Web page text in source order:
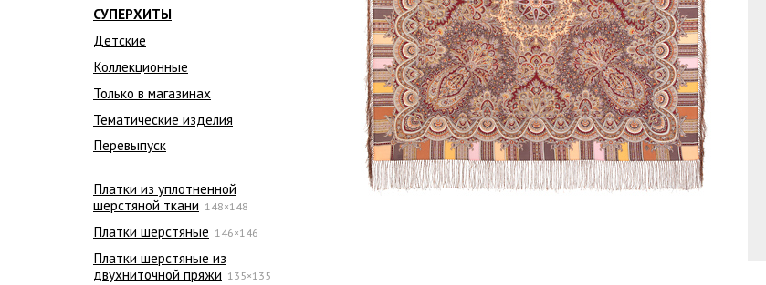
СУПЕРХИТЫ
Детские
Коллекционные
Только в магазинах
Тематические изделия
Перевыпуск
Платки из уплотненной
шерстяной ткани 148×148
Платки шерстяные 146×146
Платки шерстяные из
двухниточной пряжи 135×135